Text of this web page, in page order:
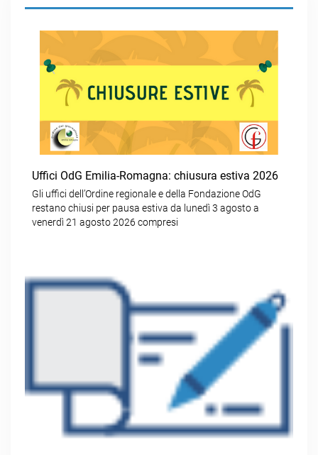
Uffici OdG Emilia-Romagna: chiusura estiva 2026
Gli uffici dell’Ordine regionale e della Fondazione OdG
restano chiusi per pausa estiva da lunedì 3 agosto a
venerdì 21 agosto 2026 compresi